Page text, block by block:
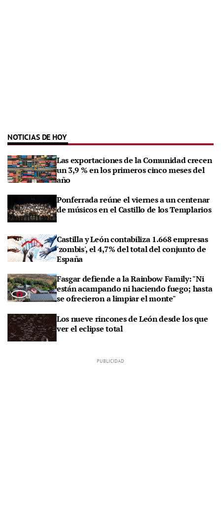
NOTICIAS DE HOY
Las exportaciones de la Comunidad crecen
un 3,9 % en los primeros cinco meses del
año
Ponferrada reúne el viernes a un centenar
de músicos en el Castillo de los Templarios
Castilla y León contabiliza 1.668 empresas
'zombis', el 4,7% del total del conjunto de
España
Fasgar defiende a la Rainbow Family: "Ni
están acampando ni haciendo fuego; hasta
se ofrecieron a limpiar el monte"
Los nueve rincones de León desde los que
ver el eclipse total